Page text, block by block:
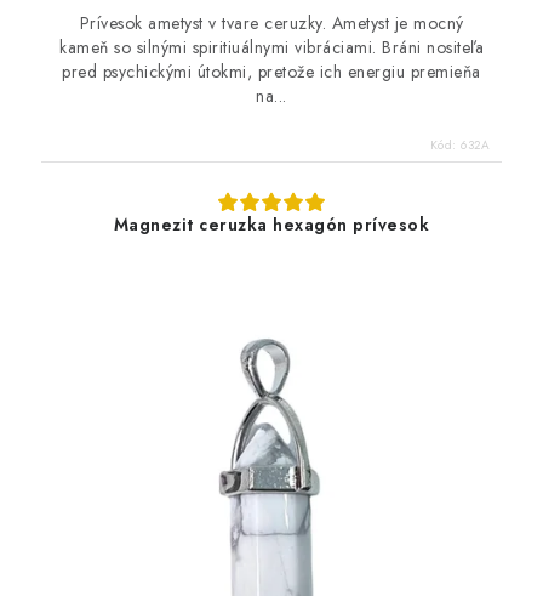
Prívesok ametyst v tvare ceruzky. Ametyst je mocný
kameň so silnými spiritiuálnymi vibráciami. Bráni nositeľa
pred psychickými útokmi, pretože ich energiu premieňa
na...
Kód: 632A
Magnezit ceruzka hexagón prívesok